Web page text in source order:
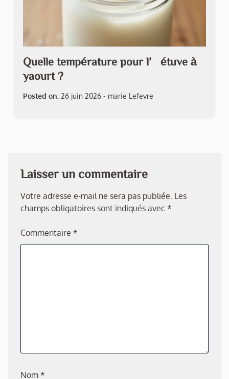
Quelle température pour l’étuve à
yaourt ?
Posted on: 26 juin 2026 - marie Lefevre
Laisser un commentaire
Votre adresse e-mail ne sera pas publiée. Les
champs obligatoires sont indiqués avec *
Commentaire *
Nom *